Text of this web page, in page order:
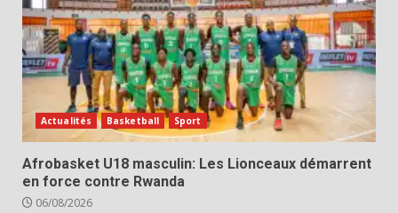
Actualités Basketball Sport
Afrobasket U18 masculin: Les Lionceaux démarrent
en force contre Rwanda
06/08/2026